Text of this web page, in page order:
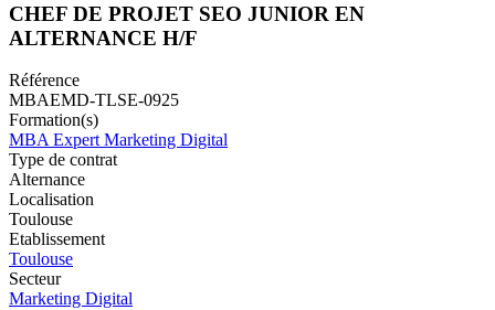
CHEF DE PROJET SEO JUNIOR EN
ALTERNANCE H/F
Référence
MBAEMD-TLSE-0925
Formation(s)
MBA Expert Marketing Digital
Type de contrat
Alternance
Localisation
Toulouse
Etablissement
Toulouse
Secteur
Marketing Digital